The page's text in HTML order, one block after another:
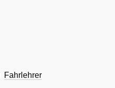
Fahrlehrer